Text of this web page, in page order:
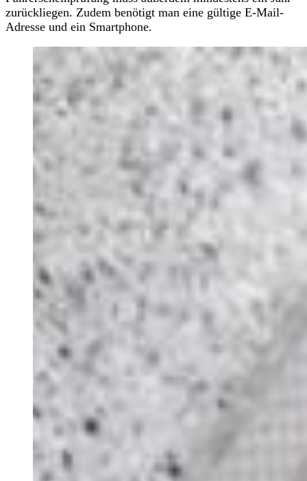
zurückliegen. Zudem benötigt man eine gültige E-Mail-
Adresse und ein Smartphone.